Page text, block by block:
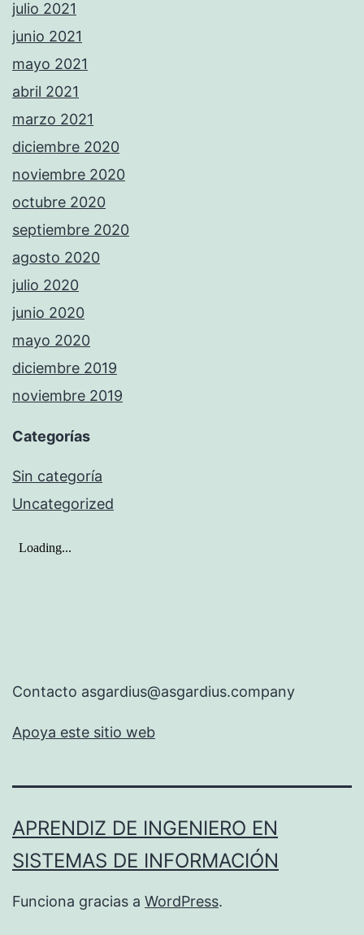
julio 2021
junio 2021
mayo 2021
abril 2021
marzo 2021
diciembre 2020
noviembre 2020
octubre 2020
septiembre 2020
agosto 2020
julio 2020
junio 2020
mayo 2020
diciembre 2019
noviembre 2019
Categorías
Sin categoría
Uncategorized
Contacto asgardius@asgardius.company
Apoya este sitio web
APRENDIZ DE INGENIERO EN
SISTEMAS DE INFORMACIÓN
Funciona gracias a WordPress.